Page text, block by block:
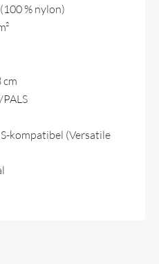
% nylon)
cm
kompatibel (Versatile